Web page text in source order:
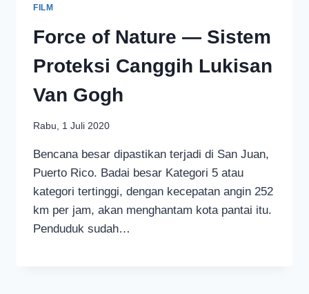
FILM
Force of Nature — Sistem
Proteksi Canggih Lukisan
Van Gogh
Rabu, 1 Juli 2020
Bencana besar dipastikan terjadi di San Juan,
Puerto Rico. Badai besar Kategori 5 atau
kategori tertinggi, dengan kecepatan angin 252
km per jam, akan menghantam kota pantai itu.
Penduduk sudah…